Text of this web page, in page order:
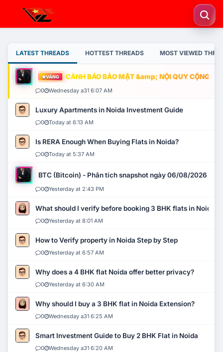
LATEST THREADS HOTTEST THREADS MOST VIEWED
VÀNG CẢNH BÁO BẢO MẬT &amp; NỘI QUY CỘNG
0 Wednesday a31 6:07 AM
Luxury Apartments in Noida Investment Guide
0 Today at 6:13 AM
Is RERA Enough When Buying Flats in Noida?
0 Today at 5:37 AM
BTC (Bitcoin) - Phân tích snapshot ngày 06/08/2026
0 Yesterday at 2:43 PM
What should I verify before booking 3 BHK flats in Noida?
0 Yesterday at 8:01 AM
How to Verify property in Noida Step by Step
0 Yesterday at 6:57 AM
Why does a 4 BHK flat Noida offer better privacy?
0 Yesterday at 6:30 AM
Why should I buy a 3 BHK flat in Noida Extension?
0 Wednesday a31 6:25 AM
Smart Investment Guide to Buy 2 BHK Flat in Noida
0 Wednesday a31 6:20 AM